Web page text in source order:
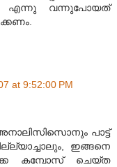
എന്നു വന്നുപോയത്
at 9:52:00 PM
പാട്ട്
ഇങ്ങനെ
കമ്പോസ് ചെയ്ത